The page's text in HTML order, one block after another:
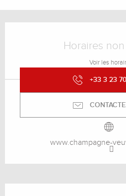
Horaires
Voir les
+33 3 23
www.champagne-